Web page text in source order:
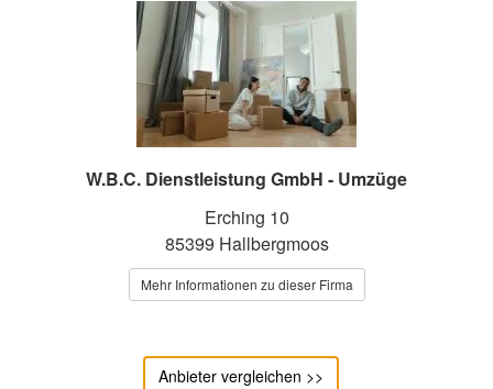
W.B.C. Dienstleistung GmbH - Umzüge
Erching 10
85399 Hallbergmoos
Mehr Informationen zu dieser Firma
Anbieter vergleichen >>